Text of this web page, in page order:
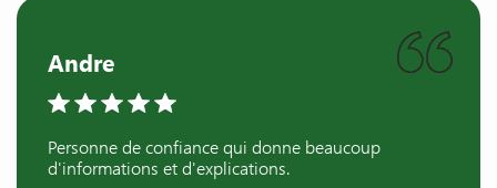
Andre
Personne de confiance qui donne beaucoup
d'informations et d'explications.